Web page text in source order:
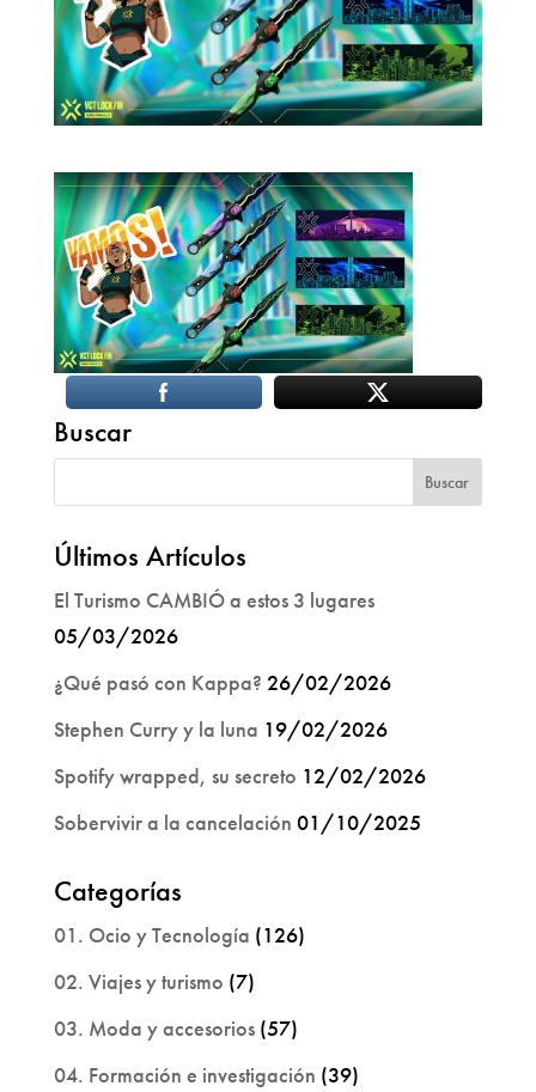
Buscar
Últimos Artículos
El Turismo CAMBIÓ a estos 3 lugares
05/03/2026
¿Qué pasó con Kappa? 26/02/2026
Stephen Curry y la luna 19/02/2026
Spotify wrapped, su secreto 12/02/2026
Sobervivir a la cancelación 01/10/2025
Categorías
01. Ocio y Tecnología (126)
02. Viajes y turismo (7)
03. Moda y accesorios(57)
04. Formación e investigación (39)